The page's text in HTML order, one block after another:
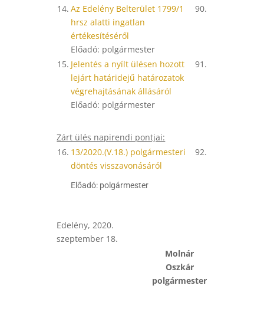
14. Az Edelény Belterület 1799/1
hrsz alatti ingatlan
értékesítéséről
Előadó: polgármester
90.
15. Jelentés a nyílt ülésen hozott
lejárt határidejű határozatok
végrehajtásának állásáról
Előadó: polgármester
91.
Zárt ülés napirendi pontjai:
16. 13/2020.(V.18.) polgármesteri
döntés visszavonásáról
Előadó: polgármester
92.
Edelény, 2020.
szeptember 18.
Molnár
Oszkár
polgármester